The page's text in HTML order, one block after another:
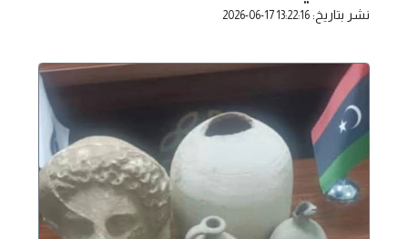
نشر بتاريخ: 2026-06-17 13:22:16